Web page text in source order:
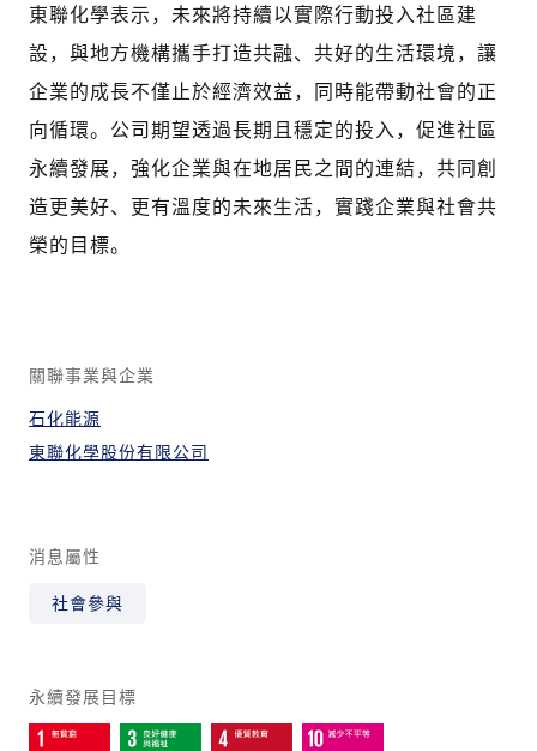
東聯化學表示，未來將持續以實際行動投入社區建
設，與地方機構攜手打造共融、共好的生活環境，讓
企業的成長不僅止於經濟效益，同時能帶動社會的正
向循環。公司期望透過長期且穩定的投入，促進社區
永續發展，強化企業與在地居民之間的連結，共同創
造更美好、更有溫度的未來生活，實踐企業與社會共
榮的目標。
關聯事業與企業
石化能源
東聯化學股份有限公司
消息屬性
社會參與
永續發展目標